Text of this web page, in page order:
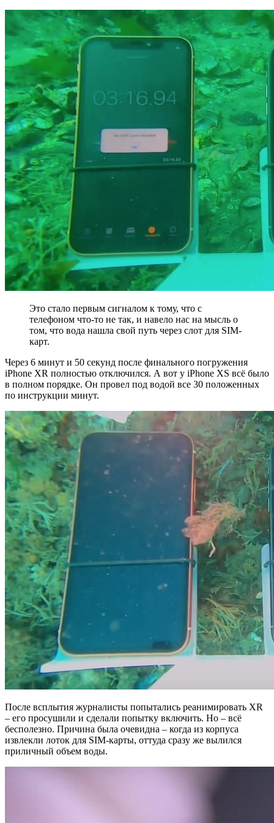
Это стало первым сигналом к тому, что с
телефоном что-то не так, и навело нас на мысль о
том, что вода нашла свой путь через слот для SIM-
карт.
Через 6 минут и 50 секунд после финального погружения
iPhone XR полностью отключился. А вот у iPhone XS всё было
в полном порядке. Он провел под водой все 30 положенных
по инструкции минут.
После всплытия журналисты попытались реанимировать XR
– его просушили и сделали попытку включить. Но – всё
бесполезно. Причина была очевидна – когда из корпуса
извлекли лоток для SIM-карты, оттуда сразу же вылился
приличный объем воды.